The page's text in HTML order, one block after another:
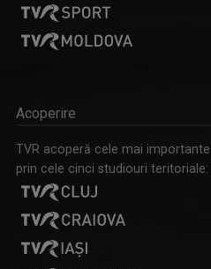
Duminică, ora 17.00
LOCURI, OAMENI ȘI COMORI
Acoperire
TVR acoperă cele mai
prin cele cinci studiouri teritoriale: